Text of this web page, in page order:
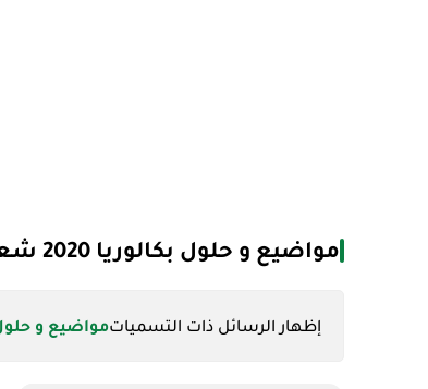
مواضيع و حلول بكالوريا 2020 شعبة اداب و فلسفة
‏إظهار الرسائل ذات التسمياتمواضيع و حلول بكالوريا